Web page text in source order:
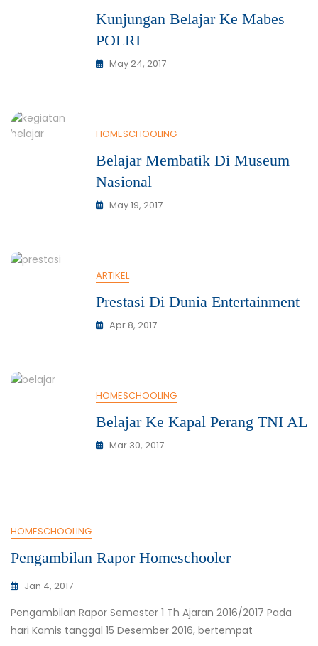
Kunjungan Belajar Ke Mabes
POLRI
May 24, 2017
HOMESCHOOLING
Belajar Membatik Di Museum
Nasional
May 19, 2017
ARTIKEL
Prestasi Di Dunia Entertainment
Apr 8, 2017
HOMESCHOOLING
Belajar Ke Kapal Perang TNI AL
Mar 30, 2017
HOMESCHOOLING
Pengambilan Rapor Homeschooler
Jan 4, 2017
Pengambilan Rapor Semester 1 Th Ajaran 2016/2017 Pada
hari Kamis tanggal 15 Desember 2016, bertempat